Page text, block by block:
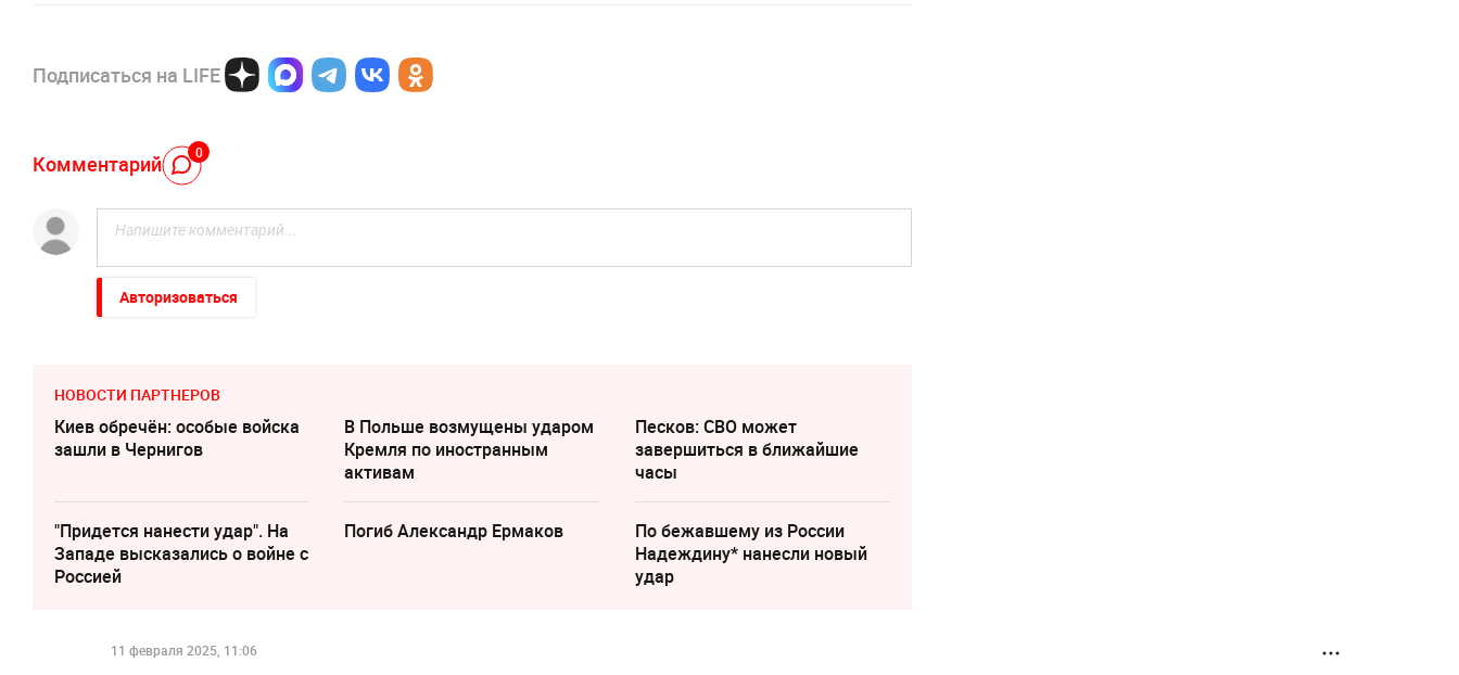
Подписаться на LIFE
Комментарий 0
Авторизоваться
НОВОСТИ ПАРТНЕРОВ
Киев обречён: особые войска
зашли в Чернигов
В Польше возмущены ударом
Кремля по иностранным
активам
Песков: СВО может
завершиться в ближайшие
часы
"Придется нанести удар". На
Западе высказались о войне с
Россией
Погиб Александр Ермаков
По бежавшему из России
Надеждину* нанесли новый
удар
11 февраля 2025, 11:06